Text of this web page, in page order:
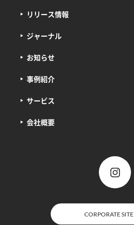
サービス
事例紹介
会社概要
リリース情報
ジャーナル
お知らせ
CORPORATE SITE